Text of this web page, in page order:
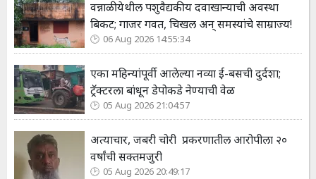
वन्नाळी येथील पशुवैद्यकीय दवाखान्याची अवस्था
बिकट; गाजर गवत, चिखल अन् समस्यांचे साम्राज्य!
06 Aug 2026 14:55:34
एका महिन्यांपूर्वी आलेल्या नव्या ई-बसची दुर्दशा;
ट्रॅक्टरला बांधून डेपोकडे नेण्याची वेळ
05 Aug 2026 21:04:57
अत्याचार, जबरी चोरी प्रकरणातील आरोपीला २०
वर्षांची सक्तमजुरी
05 Aug 2026 20:49:17